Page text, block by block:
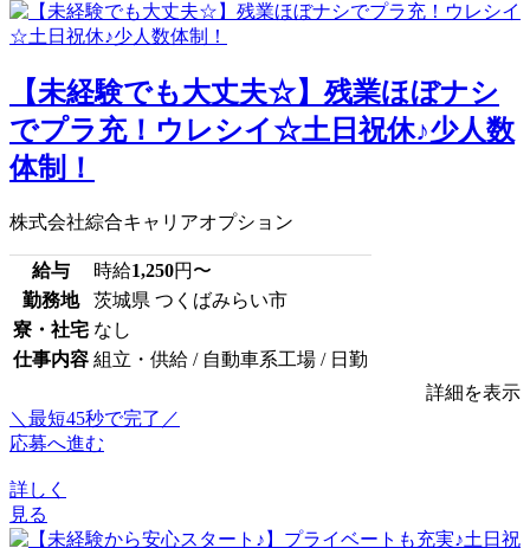
【未経験でも大丈夫☆】残業ほぼナシ
でプラ充！ウレシイ☆土日祝休♪少人数
体制！
株式会社綜合キャリアオプション
給与 時給1,250円〜
勤務地
茨城県 つくばみらい市
寮・社宅 なし
仕事内容 組立・供給 / 自動車系工場 / 日勤
詳細を表示
＼最短45秒で完了／
応募へ進む
詳しく
見る